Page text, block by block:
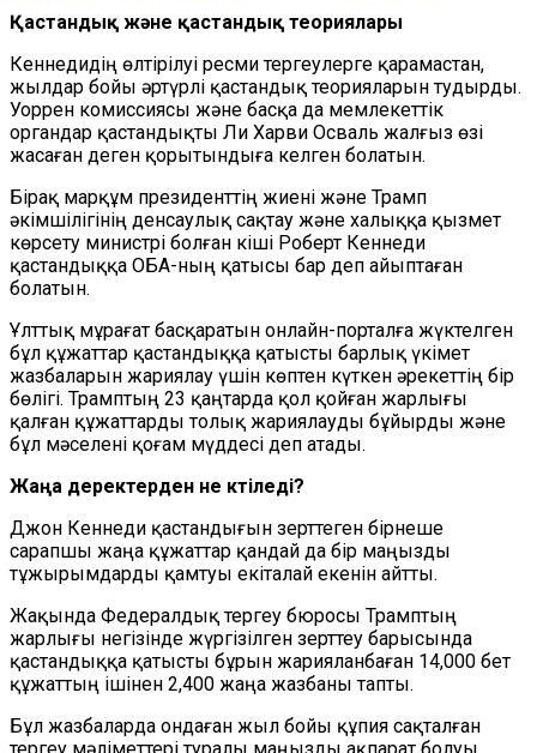
Қастандық және қастандық теориялары
Кеннедидің өлтірілуі ресми тергеулерге қарамастан,
жылдар бойы әртүрлі қастандық теорияларын тудырды.
Уоррен комиссиясы және басқа да мемлекеттік
органдар қастандықты Ли Харви Осваль жалғыз өзі
жасаған деген қорытындыға келген болатын.
Бірақ марқұм президенттің жиені және Трамп
әкімшілігінің денсаулық сақтау және халыққа қызмет
көрсету министрі болған кіші Роберт Кеннеди
қастандыққа ОБА-ның қатысы бар деп айыптаған
болатын.
Ұлттық мұрағат басқаратын онлайн-порталға жүктелген
бұл құжаттар қастандыққа қатысты барлық үкімет
жазбаларын жариялау үшін көптен күткен әрекеттің бір
бөлігі. Трамптың 23 қаңтарда қол қойған жарлығы
қалған құжаттарды толық жариялауды бұйырды және
бұл мәселені қоғам мүддесі деп атады.
Жаңа деректерден не күтіледі?
Джон Кеннеди қастандығын зерттеген бірнеше
сарапшы жаңа құжаттар қандай да бір маңызды
тұжырымдарды қамтуы екіталай екенін айтты.
Жақында Федералдық тергеу бюросы Трамптың
жарлығы негізінде жүргізілген зерттеу барысында
қастандыққа қатысты бұрын жарияланбаған 14,000 бет
құжаттың ішінен 2,400 жаңа жазбаны тапты.
Бұл жазбаларда ондаған жыл бойы құпия сақталған